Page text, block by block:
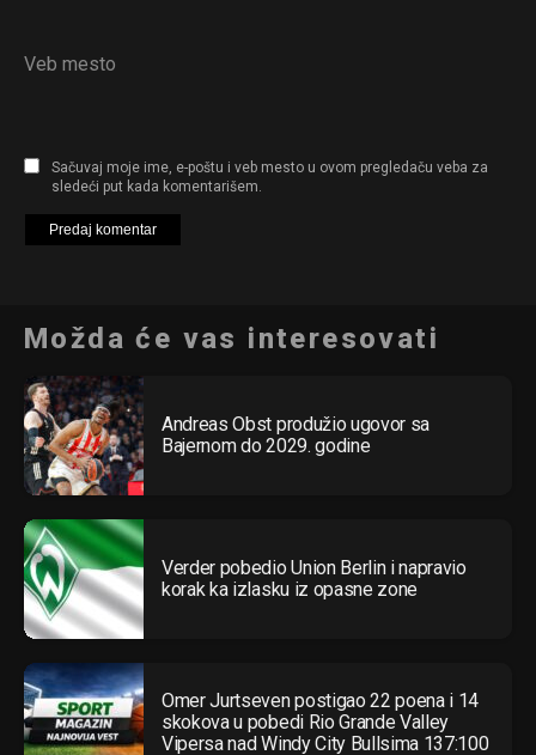
Veb mesto
Sačuvaj moje ime, e-poštu i veb mesto u ovom pregledaču veba za
sledeći put kada komentarišem.
Možda će vas interesovati
Andreas Obst produžio ugovor sa
Bajernom do 2029. godine
Verder pobedio Union Berlin i napravio
korak ka izlasku iz opasne zone
Omer Jurtseven postigao 22 poena i 14
skokova u pobedi Rio Grande Valley
Vipersa nad Windy City Bullsima 137:100